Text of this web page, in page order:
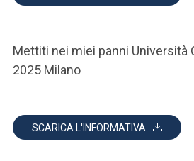
Mettiti nei miei panni Università
2025 Milano
SCARICA L'INFORMATIVA